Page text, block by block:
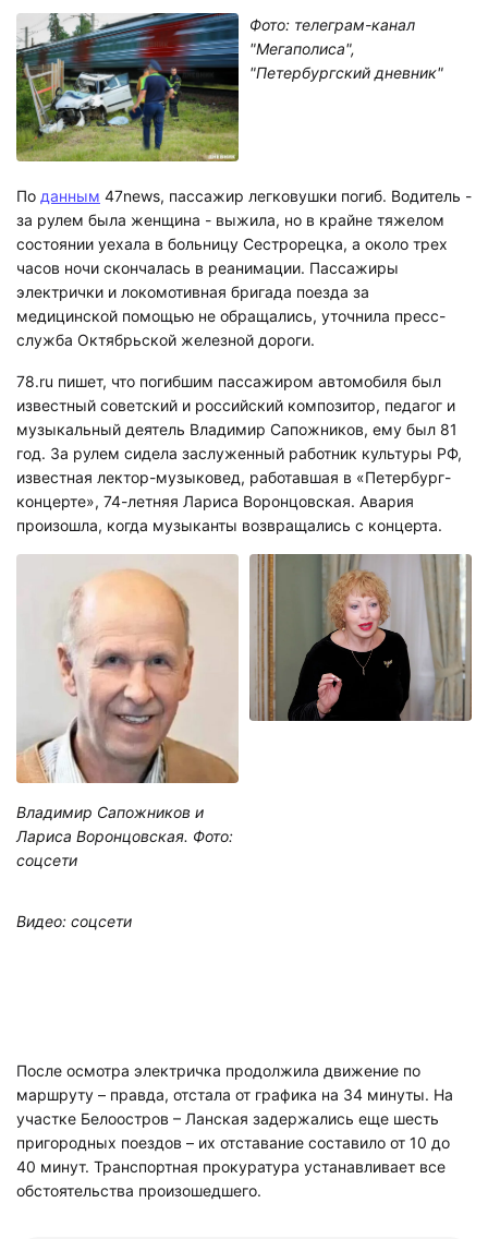
Фото: телеграм-канал
"Мегаполиса",
"Петербургский дневник"
По данным 47news, пассажир легковушки погиб. Водитель -
за рулем была женщина - выжила, но в крайне тяжелом
состоянии уехала в больницу Сестрорецка, а около трех
часов ночи скончалась в реанимации. Пассажиры
электрички и локомотивная бригада поезда за
медицинской помощью не обращались, уточнила пресс-
служба Октябрьской железной дороги.
78.ru пишет, что погибшим пассажиром автомобиля был
известный советский и российский композитор, педагог и
музыкальный деятель Владимир Сапожников, ему был 81
год. За рулем сидела заслуженный работник культуры РФ,
известная лектор-музыковед, работавшая в «Петербург-
концерте», 74-летняя Лариса Воронцовская. Авария
произошла, когда музыканты возвращались с концерта.
Владимир Сапожников и
Лариса Воронцовская. Фото:
соцсети
Видео: соцсети
После осмотра электричка продолжила движение по
маршруту – правда, отстала от графика на 34 минуты. На
участке Белоостров – Ланская задержались еще шесть
пригородных поездов – их отставание составило от 10 до
40 минут. Транспортная прокуратура устанавливает все
обстоятельства произошедшего.